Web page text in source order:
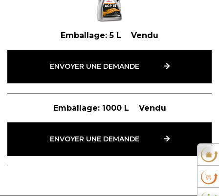
Emballage: 5 L Vendu
ENVOYER UNE DEMANDE
Emballage:1000 L Vendu
ENVOYER UNE DEMANDE